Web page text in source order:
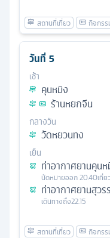
วันที่ 5
เช้า
คุนหมิง
ร้านหยกจีน
กลางวัน
วัดหยวนทง
เย็น
ท่าอากาศยานคุน
นัดหมายออก20.40เที่
ท่าอากาศยานสุว
เดินทางถึง22.15